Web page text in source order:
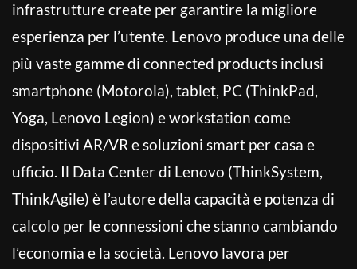
infrastrutture create per garantire la migliore
esperienza per l’utente. Lenovo produce una delle
più vaste gamme di connected products inclusi
smartphone (Motorola), tablet, PC (ThinkPad,
Yoga, Lenovo Legion) e workstation come
dispositivi AR/VR e soluzioni smart per casa e
ufficio. Il Data Center di Lenovo (ThinkSystem,
ThinkAgile) è l’autore della capacità e potenza di
calcolo per le connessioni che stanno cambiando
l’economia e la società. Lenovo lavora per